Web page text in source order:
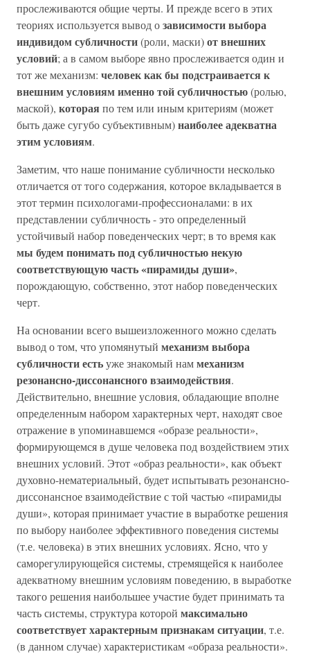
прослеживаются общие черты. И прежде всего в этих
теориях используется вывод озависимости выбора
индивидом субличности(роли, маски)от внешних
условий; а в самом выборе явно прослеживается один и
тот же механизм: человек как бы подстраивается к
внешним условиям именно той субличностью(ролью,
маской), которая по тем или иным критериям (может
быть даже сугубо субъективным)наиболее адекватна
этим условиям.
Заметим, что наше понимание субличности несколько
отличается от того содержания, которое вкладывается в
этот термин психологами-профессионалами: в их
представлении субличность - это определенный
устойчивый набор поведенческих черт; в то время как
мы будем понимать под субличностью некую
соответствующую часть «пирамиды души»,
порождающую, собственно, этот набор поведенческих
черт.
На основании всего вышеизложенного можно сделать
вывод о том, что упомянутый механизм выбора
субличности естьуже знакомый наммеханизм
резонансно-диссонансного взаимодействия.
Действительно, внешние условия, обладающие вполне
определенным набором характерных черт, находят свое
отражение в упоминавшемся «образе реальности»,
формирующемся в душе человека под воздействием этих
внешних условий. Этот «образ реальности», как объект
духовно-нематериальный, будет испытывать резонансно-
диссонансное взаимодействие с той частью «пирамиды
души», которая принимает участие в выработке решения
по выбору наиболее эффективного поведения системы
(т.е. человека) в этих внешних условиях. Ясно, что у
саморегулирующейся системы, стремящейся к наиболее
адекватному внешним условиям поведению, в выработке
такого решения наибольшее участие будет принимать та
часть системы, структура которой максимально
соответствует характерным признакам ситуации, т.е.
(в данном случае) характеристикам «образа реальности».